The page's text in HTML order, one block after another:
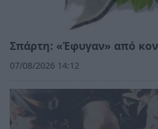
Σπάρτη: «Έφυγαν» από
07/08/2026 14:12